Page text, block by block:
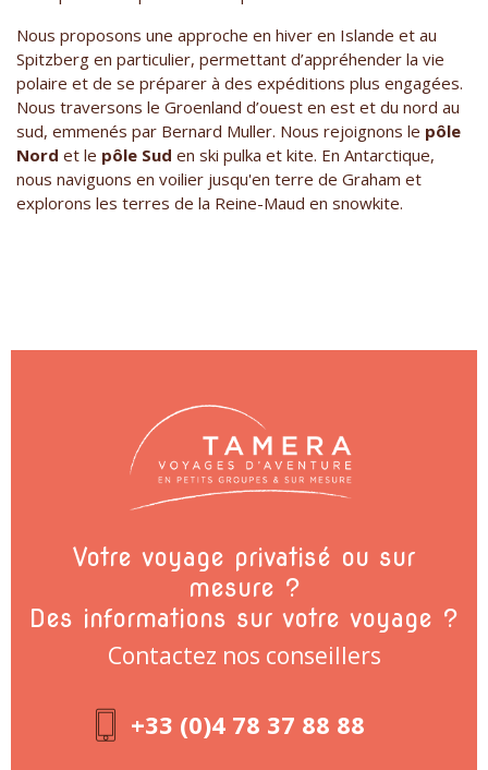
Nous proposons une approche en hiver en Islande et au
Spitzberg en particulier, permettant d’appréhender la vie
polaire et de se préparer à des expéditions plus engagées.
Nous traversons le Groenland d’ouest en est et du nord au
sud, emmenés par Bernard Muller. Nous rejoignons le pôle
Nord et le pôle Sud en ski pulka et kite. En Antarctique,
nous naviguons en voilier jusqu'en terre de Graham et
explorons les terres de la Reine-Maud en snowkite.
Votre voyage privatisé ou sur
mesure ?
Des informations sur votre voyage ?
Contactez nos conseillers
+33 (0)4 78 37 88 88